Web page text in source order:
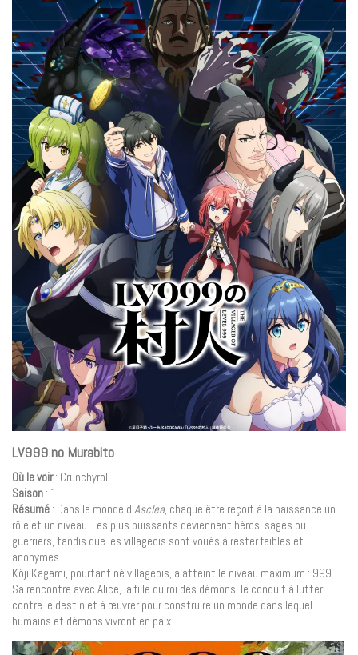
LV999 no Murabito
Où le voir: Crunchyroll
Saison : 1
Résumé : Dans le monde d’Asclea, chaque être reçoit à la naissance un
rôle et un niveau. Les plus puissants deviennent héros, sages ou
guerriers, tandis que les villageois sont voués à rester faibles et
anonymes.
Kôji Kagami, pourtant né villageois, a atteint le niveau maximum : 999.
Sa rencontre avec Alice, la fille du roi des démons, le conduit à lutter
contre le destin et à œuvrer pour construire un monde dans lequel
humains et démons vivront en paix.